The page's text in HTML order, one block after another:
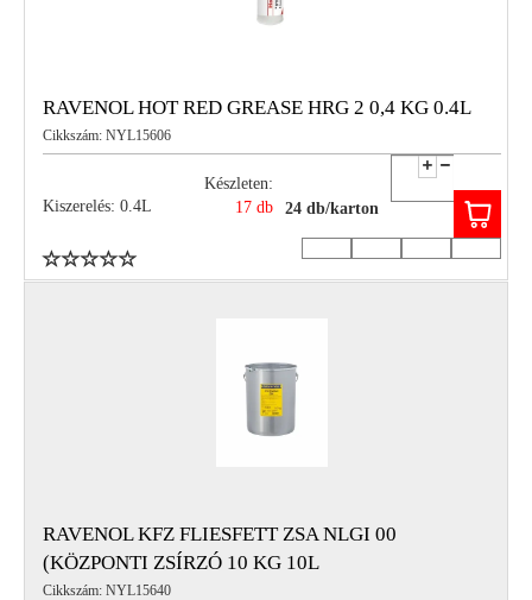
RAVENOL HOT RED GREASE HRG 2 0,4 KG 0.4L
Cikkszám: NYL15606
Kiszerelés: 0.4L
Készleten:
17 db
24 db/karton
RAVENOL KFZ FLIESFETT ZSA NLGI 00
(KÖZPONTI ZSÍRZÓ 10 KG 10L
Cikkszám: NYL15640